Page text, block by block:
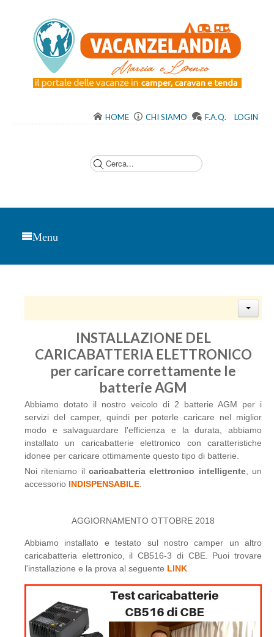
HOME CHI SIAMO F.A.Q. LOGIN
Menu
INSTALLAZIONE DEL
CARICABATTERIA ELETTRONICO
per caricare correttamente le
batterie AGM
Abbiamo dotato il nostro veicolo di 2 batterie AGM per i
servizi del camper, quindi per poterle caricare nel miglior
modo e salvaguardare l'efficienza e la durata, abbiamo
installato un caricabatterie elettronico con caratteristiche
idonee per caricare ottimamente questo tipo di batterie.
Noi riteniamo il caricabatteria elettronico intelligente, un
accessorio INDISPENSABILE
AGGIORNAMENTO OTTOBRE 2018
Abbiamo installato e testato sul nostro camper un altro
caricabatteria elettronico, il CB516-3 di CBE. Puoi trovare
l'installazione e la prova al seguente LINK